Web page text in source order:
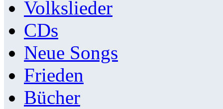
Volkslieder
CDs
Neue Songs
Frieden
Bücher